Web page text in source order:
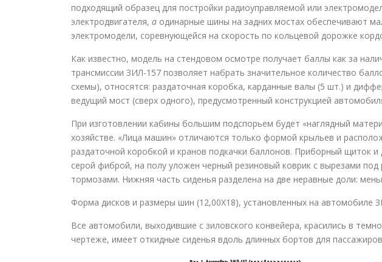
подходящий образец для постройки радиоуправляемой или
электродвигателя, а одинарные шины на задних мостах обеспечивают
электромодели, соревнующейся на скорость по кольцевой дорожке
Как известно, модель на стендовом осмотре получает баллы как за
трансмиссии ЗИЛ-157 позволяет набрать значительное количество
схемы), относятся: раздаточная коробка, карданные валы (5 шт.) и
ведущий мост (сверх одного), предусмотренный конструкцией
При изготовлении кабины большим подспорьем будет «наглядный
хозяйстве. «Лица машин» отличаются только формой крыльев и
раздаточной коробкой и кранов подкачки баллонов. Приборный щиток
серой фиброй, на полу уложен черный резиновый коврик с вырезами
тормозами. Нижняя часть сиденья разделена на две неравные доли:
Форма дисков и размеры шин (12,00X18), установленных на автомобиле
Все автомобили, выходившие с зиловского конвейера, красились в
чертеже, имеет откидные сиденья вдоль длинных бортов для